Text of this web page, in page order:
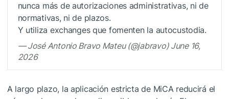
nunca más de autorizaciones administrativas, ni de
normativas, ni de plazos.
Y utiliza exchanges que fomenten la autocustodia.
— José Antonio Bravo Mateu (@jabravo) June 16,
2026
A largo plazo, la aplicación estricta de MiCA reducirá el